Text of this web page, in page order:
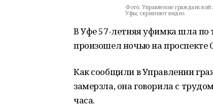
Фото: Управление
Уфы, скриншот видео.
В Уфе 57-летняя уфимка шла по
произошел ночью на проспекте
Как сообщили в Управлении
замерзла, она говорила с
часа.